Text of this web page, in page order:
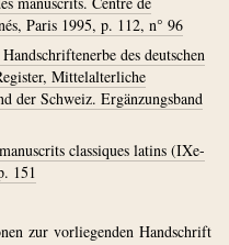
Paris 1995, p. 112, n° 96
des deutschen
Mittelalterliche
der Schweiz. Ergänzungsband
classiques latins (IXe-
151
zur vorliegenden Handschrift